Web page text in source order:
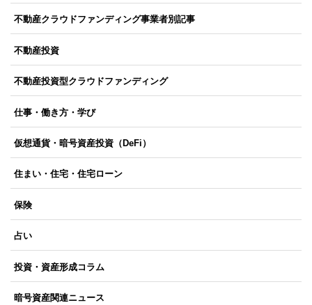
不動産クラウドファンディング事業者別記事
不動産投資
不動産投資型クラウドファンディング
仕事・働き方・学び
仮想通貨・暗号資産投資（DeFi）
住まい・住宅・住宅ローン
保険
占い
投資・資産形成コラム
暗号資産関連ニュース